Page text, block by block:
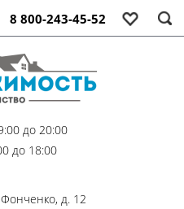
8 800-243-45-52
до 20:00
до 18:00
д. 12